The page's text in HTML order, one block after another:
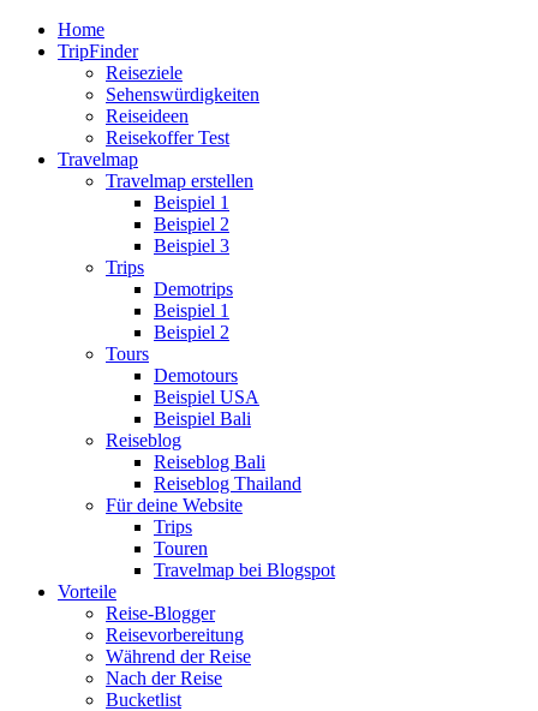
Home
TripFinder
Reiseziele
Sehenswürdigkeiten
Reiseideen
Reisekoffer Test
Travelmap
Travelmap erstellen
Beispiel 1
Beispiel 2
Beispiel 3
Trips
Demotrips
Beispiel 1
Beispiel 2
Tours
Demotours
Beispiel USA
Beispiel Bali
Reiseblog
Reiseblog Bali
Reiseblog Thailand
Für deine Website
Trips
Touren
Travelmap bei Blogspot
Vorteile
Reise-Blogger
Reisevorbereitung
Während der Reise
Nach der Reise
Bucketlist